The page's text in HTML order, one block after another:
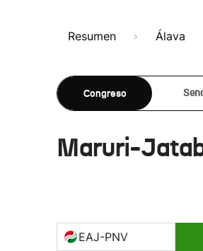
Resumen Álava
Congreso
Maruri-
EAJ-PNV